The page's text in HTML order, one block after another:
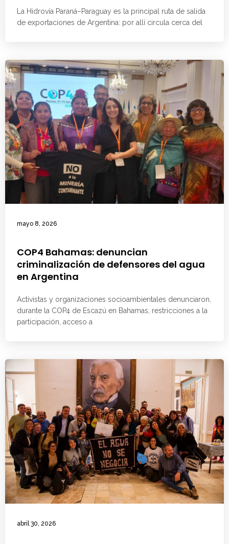
La Hidrovía Paraná–Paraguay es la principal ruta de salida
de exportaciones de Argentina: por allí circula cerca del
mayo 8, 2026
COP4 Bahamas: denuncian
criminalización de defensores del agua
en Argentina
Activistas y organizaciones socioambientales denunciaron,
durante la COP4 de Escazú en Bahamas, restricciones a la
participación, acceso a
abril 30, 2026